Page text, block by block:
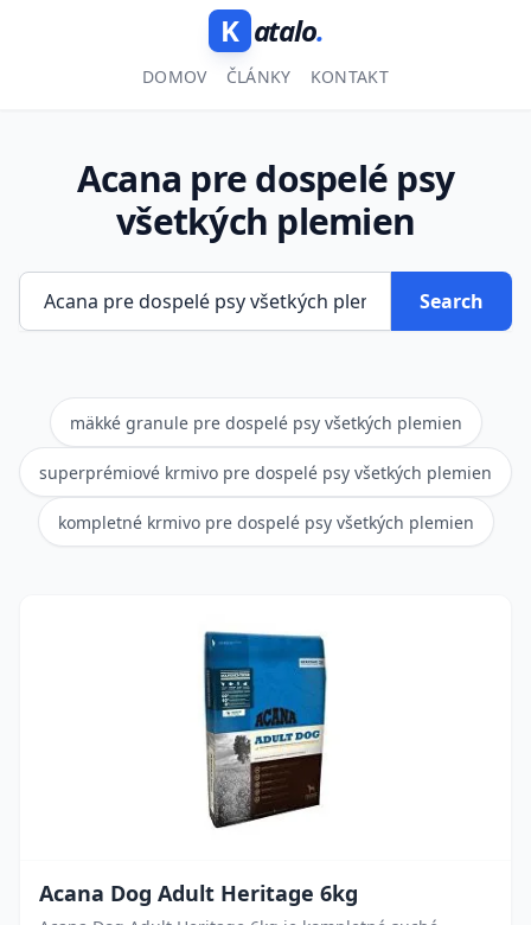
K atalo.
DOMOV ČLÁNKY KONTAKT
Acana pre dospelé psy
všetkých plemien
Search
mäkké granule pre dospelé psy všetkých plemien
superprémiové krmivo pre dospelé psy všetkých plemien
kompletné krmivo pre dospelé psy všetkých plemien
Acana Dog Adult Heritage 6kg